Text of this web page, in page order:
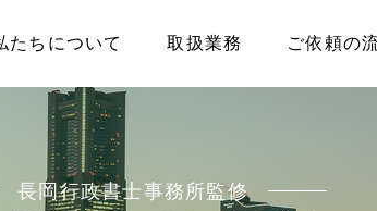
たちについて 取扱業務 ご依頼の
長岡行政書士事務所監修